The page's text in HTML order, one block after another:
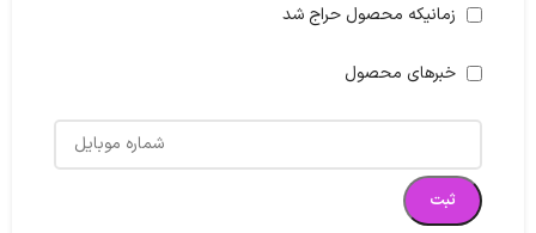
زمانیکه محصول حراج شد
خبرهای محصول
ثبت